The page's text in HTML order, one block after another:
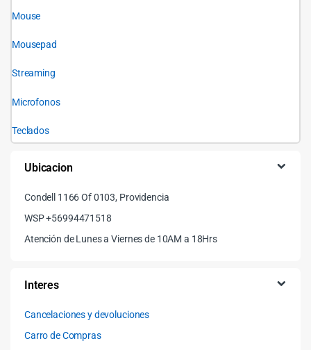
Mouse
Mousepad
Streaming
Microfonos
Teclados
Ubicacion
Condell 1166 Of 0103, Providencia
WSP +56994471518
Atención de Lunes a Viernes de 10AM a 18Hrs
Interes
Cancelaciones y devoluciones
Carro de Compras